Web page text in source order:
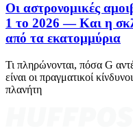
Οι αστρονομικές
1 το 2026 — Και η
από τα εκατομμύρια
Τι πληρώνονται, πόσα G
είναι οι πραγματικοί
πλανήτη